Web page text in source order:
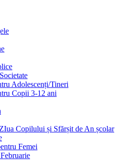
Adolescenți/Tineri
Copii 3-12 ani
Copilului și Sfărșit de An școlar
Femei